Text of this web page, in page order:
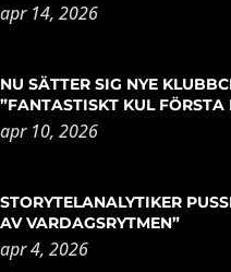
apr 14, 2026
NU SÄTTER SIG NYE
”FANTASTISKT KUL
apr 10, 2026
STORYTELANALYTIKER
AV VARDAGSRYTMEN”
apr 4, 2026